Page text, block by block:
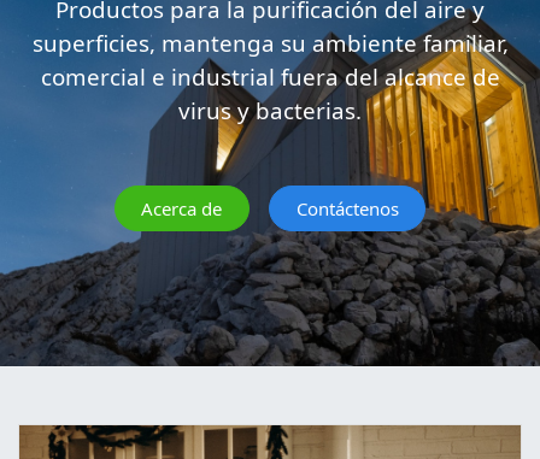
Productos para la purificación del aire y
superficies, mantenga su ambiente familiar,
comercial e industrial fuera del alcance de
virus y bacterias.
Acerca de Contáctenos